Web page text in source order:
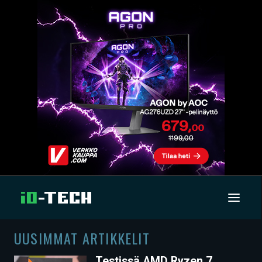
UUTISET
UUSIMMAT ARTIKKELIT